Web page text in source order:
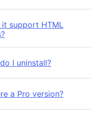
it support HTML
I uninstall?
a Pro version?